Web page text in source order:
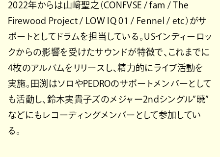
2022年からは山﨑聖之（CONFVSE / fam / The
Firewood Project / LOW IQ 01 / Fennel / etc）がサ
ポートとしてドラムを担当している。USインディーロッ
クからの影響を受けたサウンドが特徴で、これまでに
4枚のアルバムをリリースし、精力的にライブ活動を
実施。田渕はソロやPEDROのサポートメンバーとして
も活動し、鈴木実貴子ズのメジャー2ndシングル”暁”
などにもレコーディングメンバーとして参加してい
る。